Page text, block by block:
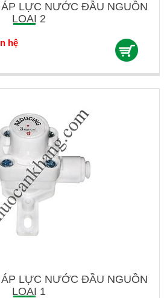
LỰC NƯỚC ĐẦU NGUỒN
LOẠI 2
hệ
LỰC NƯỚC ĐẦU NGUỒN
LOẠI 1